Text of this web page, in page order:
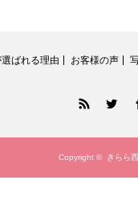
ばれる理由 お客様の声
FacebookInstagram
Copyright © きらら